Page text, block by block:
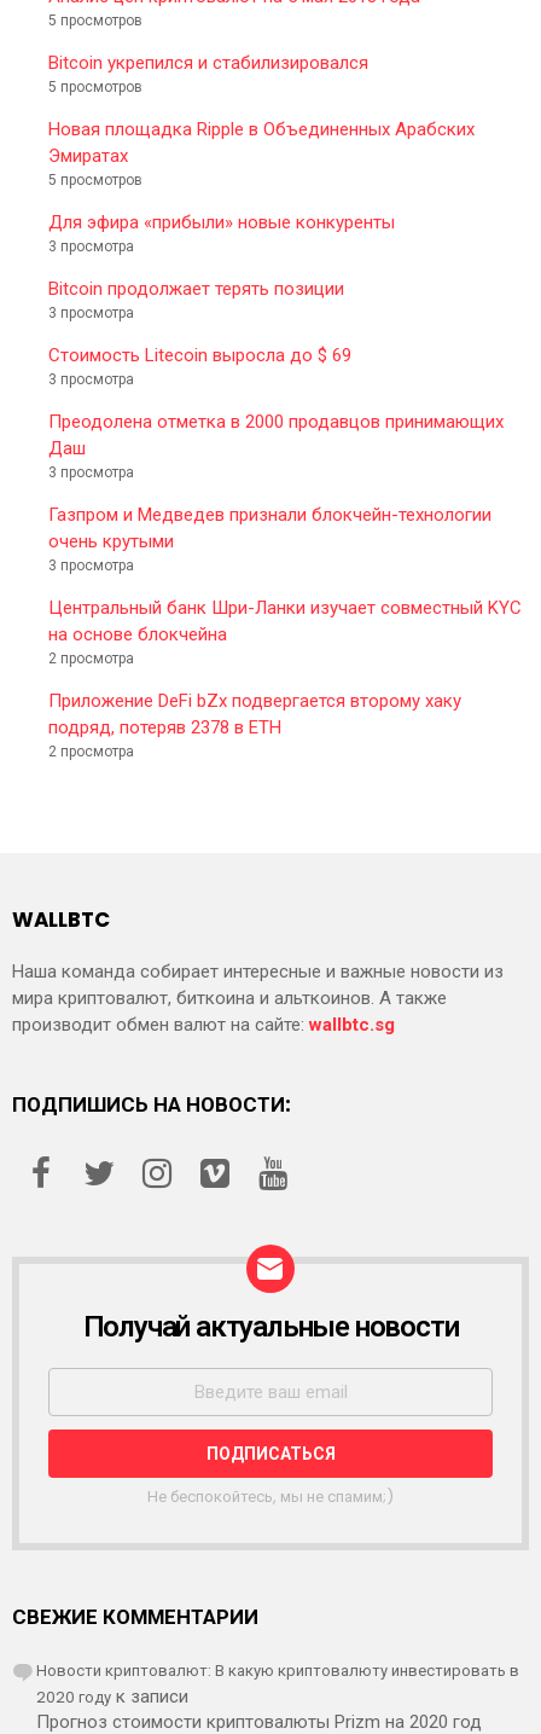
5 просмотров
Bitcoin укрепился и стабилизировался
5 просмотров
Новая площадка Ripple в Объединенных Арабских
Эмиратах
5 просмотров
Для эфира «прибыли» новые конкуренты
3 просмотра
Bitcoin продолжает терять позиции
3 просмотра
Стоимость Litecoin выросла до $ 69
3 просмотра
Преодолена отметка в 2000 продавцов принимающих
Даш
3 просмотра
Газпром и Медведев признали блокчейн-технологии
очень крутыми
3 просмотра
Центральный банк Шри-Ланки изучает совместный KYC
на основе блокчейна
2 просмотра
Приложение DeFi bZx подвергается второму хаку
подряд, потеряв 2378 в ETH
2 просмотра
WALLBTC
Наша команда собирает интересные и важные новости из
мира криптовалют, биткоина и альткоинов. А также
производит обмен валют на сайте:wallbtc.sg
ПОДПИШИСЬ НА НОВОСТИ:
С
Ы
К
Получай актуальные новости
Не беспокойтесь, мы не спамим;)
СВЕЖИЕ КОММЕНТАРИИ
Новости криптовалют: В какую криптовалюту инвестировать в
2020 году к записи
Прогноз стоимости криптовалюты Prizm на 2020 год